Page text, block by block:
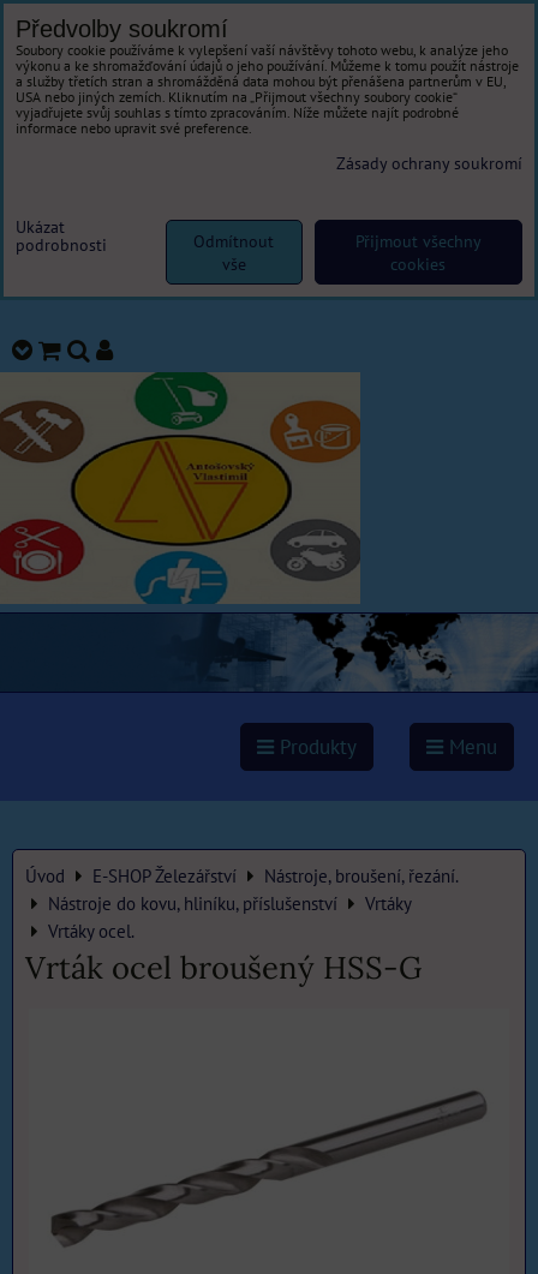
Produkty Menu
Úvod E-SHOP Železářství
Nástroje, broušení, řezání.
Nástroje do kovu, hliníku, příslušenství
Vrtáky
Vrtáky ocel.
Vrták ocel broušený HSS-G
Předvolby soukromí
Soubory cookie používáme k vylepšení vaší návštěvy tohoto webu, k analýze jeho
výkonu a ke shromažďování údajů o jeho používání. Můžeme k tomu použít nástroje
a služby třetích stran a shromážděná data mohou být přenášena partnerům v EU,
USA nebo jiných zemích. Kliknutím na „Přijmout všechny soubory cookie“
vyjadřujete svůj souhlas s tímto zpracováním. Níže můžete najít podrobné
informace nebo upravit své preference.
Zásady ochrany soukromí
Ukázat
podrobnosti
Přijmout všechny
cookies
Odmítnout
vše